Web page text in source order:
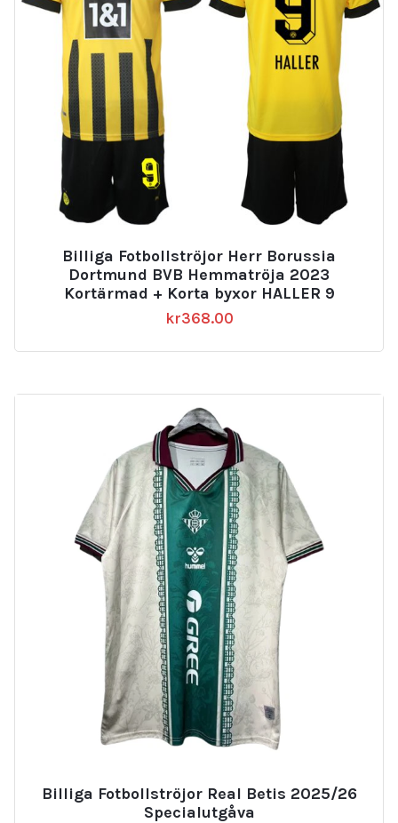
Billiga Fotbollströjor Herr Borussia
Dortmund BVB Hemmatröja 2023
Kortärmad + Korta byxor HALLER 9
kr368.00
Billiga Fotbollströjor Real Betis 2025/26
Specialutgåva